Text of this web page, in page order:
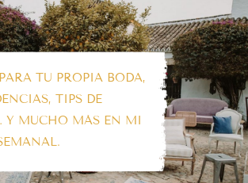
TU PROPIA BODA,
TIPS DE
Y MUCHO MÁS EN MI